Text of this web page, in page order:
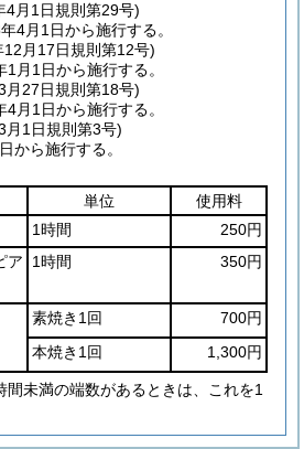
4月1日規則第29号)
4月1日から施行する。
12月17日規則第12号)
月1日から施行する。
月27日規則第18号)
月1日から施行する。
月1日規則第3号)
から施行する。
単位
使用料
1時間
250円
ア
1時間 350円
素焼き1回
700円
本焼き1回
1,300円
未満の端数があるときは、これを1